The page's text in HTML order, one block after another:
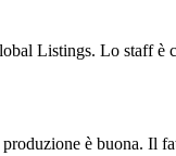
Listings. Lo staff è
è buona. Il